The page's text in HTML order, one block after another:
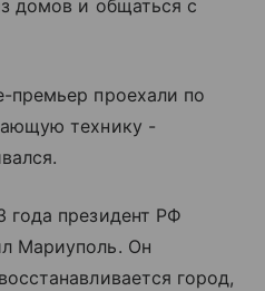
домов и общаться с
премьер проехали по
технику -
президент РФ
Мариуполь. Он
город,